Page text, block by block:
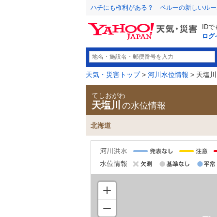
ハチにも権利がある？ ペルーの新しいル
ID
ログ
天気・災害トップ> 河川水位情報 > 天塩川
てしおがわ
天塩川 の水位情報
北海道